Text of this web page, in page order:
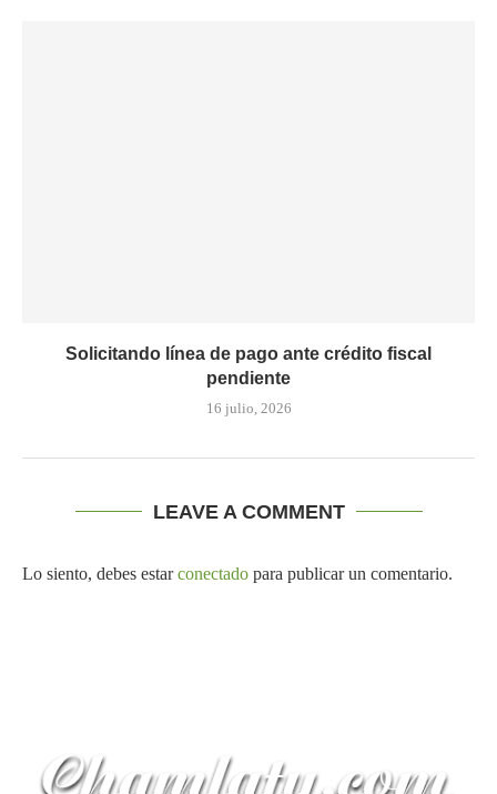
Solicitando línea de pago ante crédito fiscal
pendiente
16 julio, 2026
LEAVE A COMMENT
Lo siento, debes estarconectado para publicar un comentario.